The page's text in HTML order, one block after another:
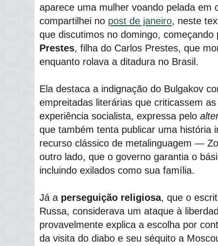
aparece uma mulher voando pelada em
compartilhei no post de janeiro, neste
que discutimos no domingo,
Prestes, filha do Carlos Prestes, que
enquanto rolava a ditadura no Brasil.
Ela destaca a indignação do Bulgakov
empreitadas literárias que criticassem
experiência socialista, expressa pelo
que também tenta publicar uma história
recurso clássico de metalinguagem ―
outro lado, que o governo garantia o
incluindo exilados como sua família.
Já a perseguição religiosa, que o
Russa, considerava um ataque à
provavelmente explica a escolha por
da visita do diabo e seu séquito a